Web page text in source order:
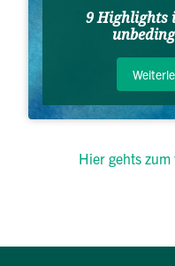
9 Highlights
Hier gehts